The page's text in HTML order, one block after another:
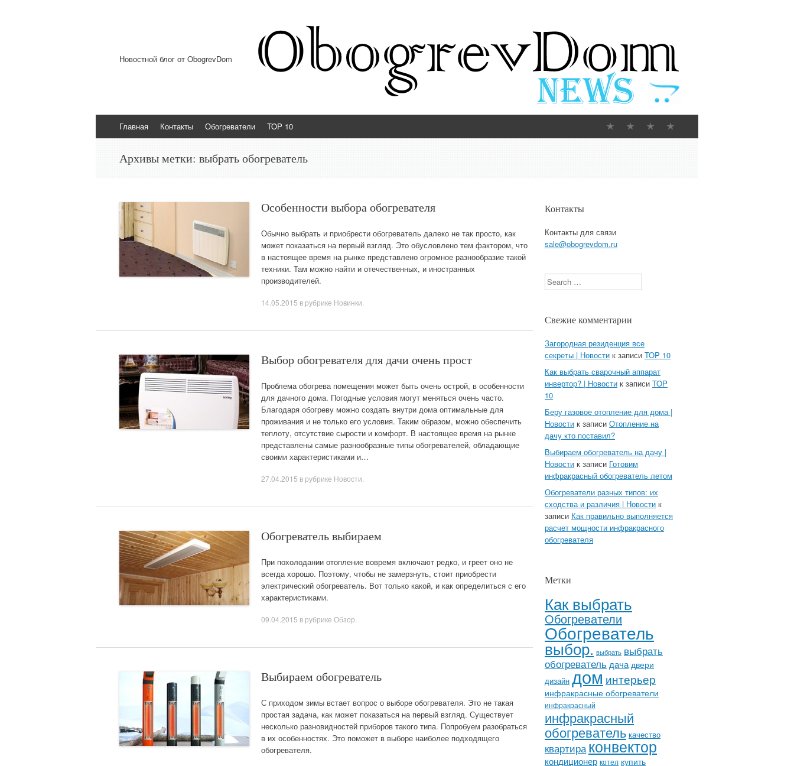
Новостной блог от ObogrevDom
Перейти к содержимому
Главная Контакты Обогреватели TOP 10
Архивы метки: выбрать обогреватель
Особенности выбора обогревателя
Обычно выбрать и приобрести обогреватель далеко не так просто, как
может показаться на первый взгляд. Это обусловлено тем фактором, что
в настоящее время на рынке представлено огромное разнообразие такой
техники. Там можно найти и отечественных, и иностранных
производителей.
14.05.2015 в рубрике Новинки
Выбор обогревателя для дачи очень прост
Проблема обогрева помещения может быть очень острой, в особенности
для дачного дома. Погодные условия могут меняться очень часто.
Благодаря обогреву можно создать внутри дома оптимальные для
проживания и не только его условия. Таким образом, можно обеспечить
теплоту, отсутствие сырости и комфорт. В настоящее время на рынке
представлены самые разнообразные типы обогревателей, обладающие
своими характеристиками и…
27.04.2015 в рубрике Новости
Обогреватель выбираем
При похолодании отопление вовремя включают редко, и греет оно не
всегда хорошо. Поэтому, чтобы не замерзнуть, стоит приобрести
электрический обогреватель. Вот только какой, и как определиться с его
характеристиками.
09.04.2015 в рубрике Обзор
Выбираем обогреватель
С приходом зимы встает вопрос о выборе обогревателя. Это не такая
простая задача, как может показаться на первый взгляд. Существует
несколько разновидностей приборов такого типа. Попробуем разобраться
в их особенностях. Это поможет в выборе наиболее подходящего
обогревателя.
Контакты
Контакты для связи
sale@obogrevdom.ru
Search
Свежие комментарии
Загородная резиденция все
секреты | Новости к записи TOP 10
Как выбрать сварочный аппарат
инвертор? | Новости к записи TOP
10
Беру газовое отопление для дома |
Новости к записи Отопление на
дачу кто поставил?
Выбираем обогреватель на дачу |
Новости к записи Готовим
инфракрасный обогреватель летом
Обогреватели разных типов: их
сходства и различия | Новости к
записи Как правильно выполняется
расчет мощности инфракрасного
обогревателя
Метки
Как выбрать
Обогреватели
Обогреватель
выбор. выбрать выбрать
обогреватель дача двери
дизайн доминтерьер
инфракрасные обогреватели
инфракрасный
инфракрасный
обогреватель качество
квартираконвектор
кондиционер котел купить